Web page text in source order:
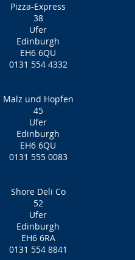
Pizza-Express
38
Ufer
Edinburgh
EH6 6QU
0131 554 4332
Malz und Hopfen
45
Ufer
Edinburgh
EH6 6QU
0131 555 0083
Shore Deli Co
52
Ufer
Edinburgh
EH6 6RA
0131 554 8841